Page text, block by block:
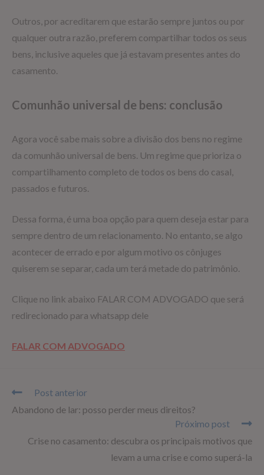
Outros, por acreditarem que estarão sempre juntos ou por
qualquer outra razão, preferem compartilhar todos os seus
bens, inclusive aqueles que já estavam presentes antes do
casamento.
Comunhão universal de bens: conclusão
Agora você sabe mais sobre a divisão dos bens no regime
da comunhão universal de bens. Um regime que prioriza o
compartilhamento completo de todos os bens do casal,
passados e futuros.
Dessa forma, é uma boa opção para quem deseja estar para
sempre dentro de um relacionamento. No entanto, se algo
acontecer de errado e por algum motivo os cônjuges
quiserem se separar, cada um terá metade do patrimônio.
Clique no link abaixo FALAR COM ADVOGADO que será
redirecionado para whatsapp dele
FALAR COM ADVOGADO
Post anterior
Abandono de lar: posso perder meus direitos?
Próximo post
Crise no casamento: descubra os principais motivos que
levam a uma crise e como superá-la